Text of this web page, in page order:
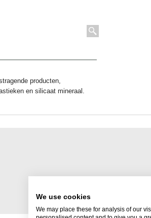
producten,
en silicaat mineraal.
We use cookies
We may place these for analysis of our